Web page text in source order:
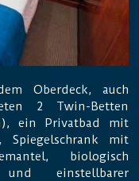
Oberdeck, auch
2 Twin-Betten
ein Privatbad mit
Spiegelschrank mit
biologisch
und einstellbarer